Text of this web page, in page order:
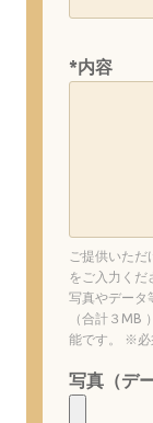
*内容
ご提供いた
をご入力くだ
写真やデータ
（合計３MB
能です。 ※必
写真（デ